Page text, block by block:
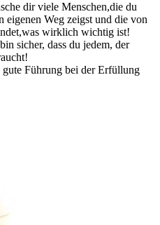
dir viele Menschen,die du
eigenen Weg zeigst und die von
wirklich wichtig ist!
sicher, dass du jedem, der
Führung bei der Erfüllung